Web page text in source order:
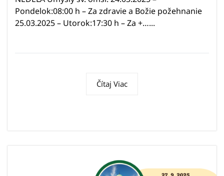
Pondelok:08:00 h – Za zdravie a Božie požehnanie
25.03.2025 – Utorok:17:30 h – Za +…...
Čítaj Viac